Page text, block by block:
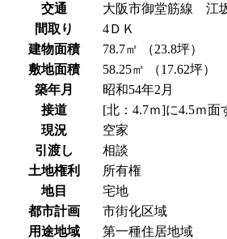
交通
大阪市御堂筋線 江
間取り
4ＤＫ
建物面積
78.7㎡ （23.8坪）
敷地面積
58.25㎡ （17.62坪）
築年月
昭和54年2月
接道
[北：4.7ｍ]に4.5ｍ面
現況
空家
引渡し
相談
土地権利
所有権
地目
宅地
都市計画
市街化区域
用途地域
第一種住居地域